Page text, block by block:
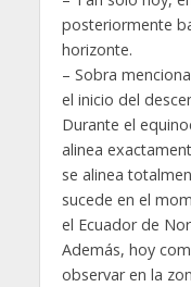
posteriormente
horizonte.
– Sobra
el inicio del
Durante el
alinea
se alinea
sucede en el
el Ecuador de
Además, hoy
observar en la